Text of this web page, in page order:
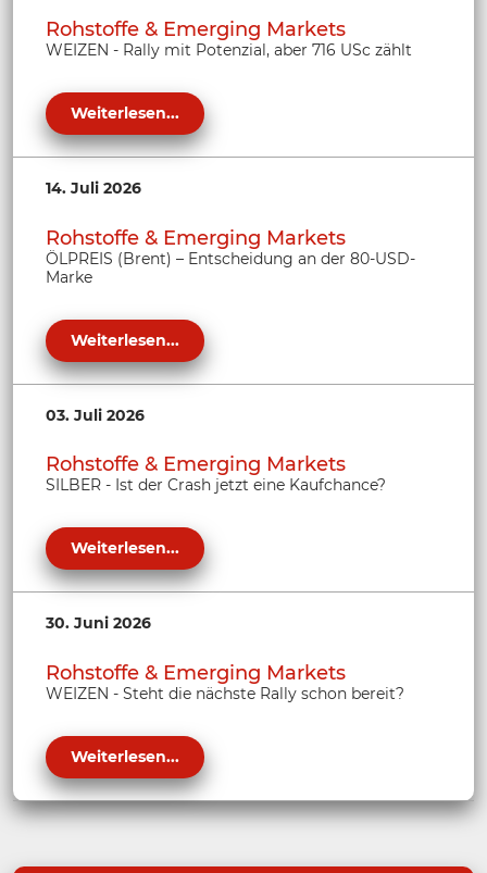
Rohstoffe & Emerging Markets
WEIZEN - Rally mit Potenzial, aber 716 USc zählt
Weiterlesen...
14. Juli 2026
Rohstoffe & Emerging Markets
ÖLPREIS (Brent) – Entscheidung an der 80-USD-
Marke
Weiterlesen...
03. Juli 2026
Rohstoffe & Emerging Markets
SILBER - Ist der Crash jetzt eine Kaufchance?
Weiterlesen...
30. Juni 2026
Rohstoffe & Emerging Markets
WEIZEN - Steht die nächste Rally schon bereit?
Weiterlesen...